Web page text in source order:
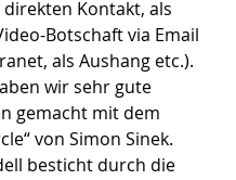
Kontakt, als
Botschaft via Email
als Aushang etc.).
wir sehr gute
gemacht mit dem
von Simon Sinek.
besticht durch die